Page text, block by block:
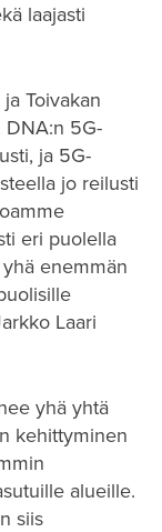
laajasti
Toivakan
DNA:n 5G-
ja 5G-
jo reilusti
eri puolella
enemmän
Laari
yhä yhtä
kehittyminen
alueille.
siis